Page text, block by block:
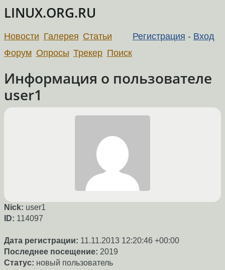
LINUX.ORG.RU
Регистрация - Вход
Новости Галерея Статьи
Форум Опросы Трекер Поиск
Информация о пользователе
user1
Nick: user1
ID: 114097
Дата регистрации: 11.11.2013 12:20:46 +00:00
Последнее посещение: 2019
Статус: новый пользователь